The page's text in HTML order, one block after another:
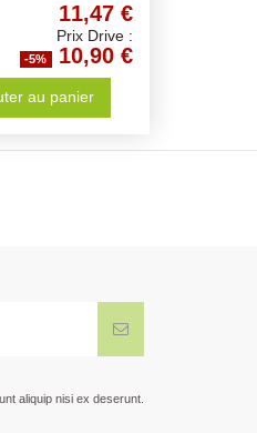
11,47 €
Prix Drive :
-5% 10,90 €
au panier
aliquip nisi ex deserunt.